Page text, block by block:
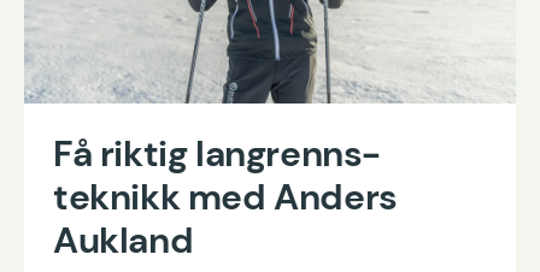
Få riktig langrenns-
teknikk med Anders
Aukland